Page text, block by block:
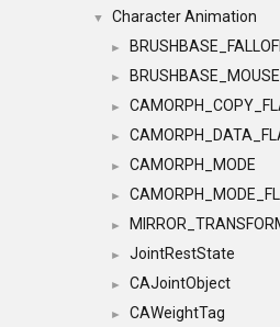
▼ Character Animation
►
►
►
►
► CAMORPH_MODE
►
►
► JointRestState
► CAJointObject
► CAWeightTag